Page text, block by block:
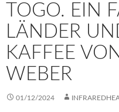
TOGO. EIN
LÄNDER
KAFFEE
WEBER
01/12/2024